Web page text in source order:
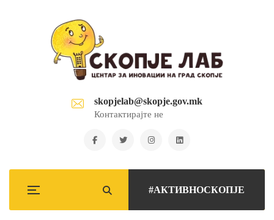
skopjelab@skopje.gov.mk
Контактирајте не
#АКТИВНОСКОПЈЕ